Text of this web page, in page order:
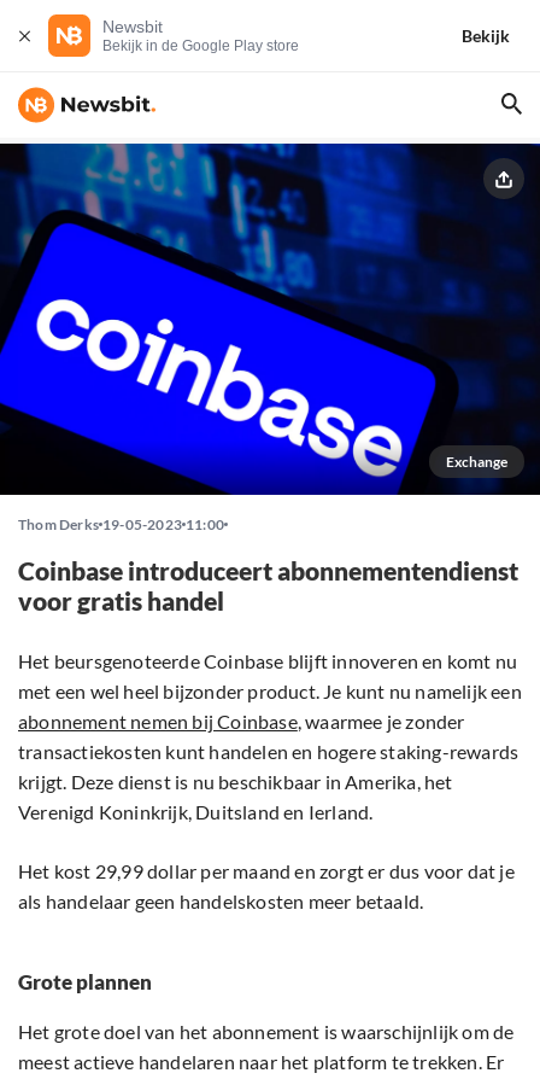
Newsbit
Bekijk in de Google Play store
Bekijk
Exchange
Thom Derks 19-05-2023 11:00
Coinbase introduceert abonnementendienst
voor gratis handel
Het beursgenoteerde Coinbase blijft innoveren en komt nu
met een wel heel bijzonder product. Je kunt nu namelijk een
abonnement nemen bij Coinbase, waarmee je zonder
transactiekosten kunt handelen en hogere staking-rewards
krijgt. Deze dienst is nu beschikbaar in Amerika, het
Verenigd Koninkrijk, Duitsland en Ierland.
Het kost 29,99 dollar per maand en zorgt er dus voor dat je
als handelaar geen handelskosten meer betaald.
Grote plannen
Het grote doel van het abonnement is waarschijnlijk om de
meest actieve handelaren naar het platform te trekken. Er